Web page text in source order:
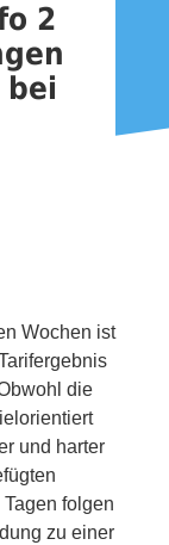
2
Wochen ist
die
und harter
folgen
zu einer